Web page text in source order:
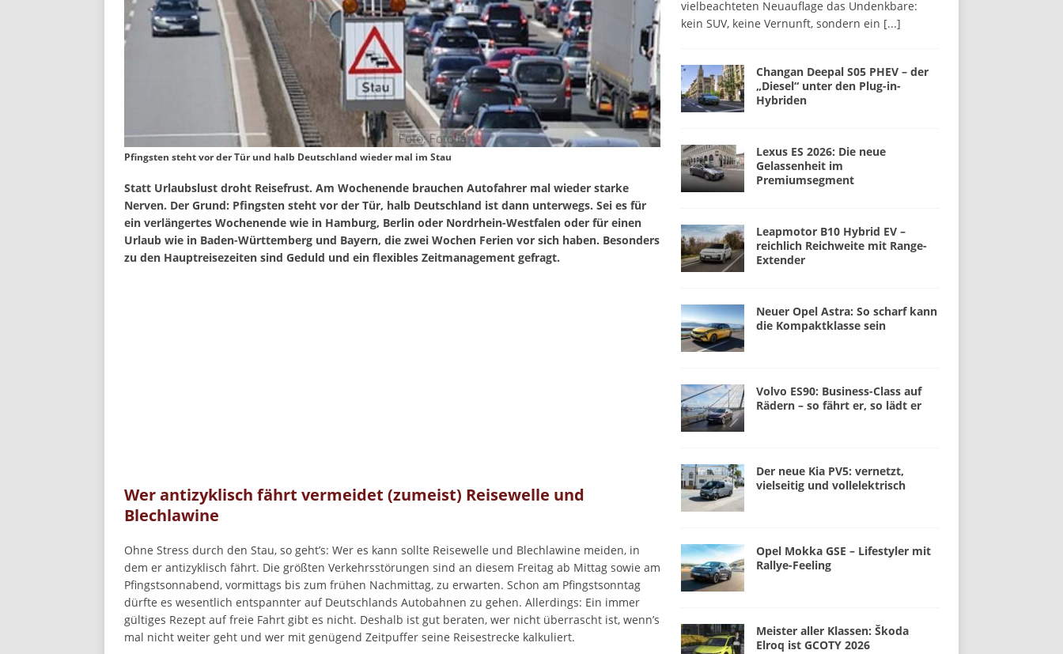
Pfingsten steht vor der Tür und halb Deutschland wieder mal im Stau
Statt Urlaubslust droht Reisefrust. Am Wochenende brauchen Autofahrer mal wieder starke
Nerven. Der Grund: Pfingsten steht vor der Tür, halb Deutschland ist dann unterwegs. Sei es für
ein verlängertes Wochenende wie in Hamburg, Berlin oder Nordrhein-Westfalen oder für einen
Urlaub wie in Baden-Württemberg und Bayern, die zwei Wochen Ferien vor sich haben. Besonders
zu den Hauptreisezeiten sind Geduld und ein flexibles Zeitmanagement gefragt.
Wer antizyklisch fährt vermeidet (zumeist) Reisewelle und
Blechlawine
Ohne Stress durch den Stau, so geht’s: Wer es kann sollte Reisewelle und Blechlawine meiden, in
dem er antizyklisch fährt. Die größten Verkehrsstörungen sind an diesem Freitag ab Mittag sowie am
Pfingstsonnabend, vormittags bis zum frühen Nachmittag, zu erwarten. Schon am Pfingstsonntag
dürfte es wesentlich entspannter auf Deutschlands Autobahnen zu gehen. Allerdings: Ein immer
gültiges Rezept auf freie Fahrt gibt es nicht. Deshalb ist gut beraten, wer nicht überrascht ist, wenn’s
mal nicht weiter geht und wer mit genügend Zeitpuffer seine Reisestrecke kalkuliert.
vielbeachteten Neuauflage das Undenkbare:
kein SUV, keine Vernunft, sondern ein [...]
Changan Deepal S05 PHEV – der
„Diesel“ unter den Plug-in-
Hybriden
Lexus ES 2026: Die neue
Gelassenheit im
Premiumsegment
Leapmotor B10 Hybrid EV –
reichlich Reichweite mit Range-
Extender
Neuer Opel Astra: So scharf kann
die Kompaktklasse sein
Volvo ES90: Business-Class auf
Rädern – so fährt er, so lädt er
Der neue Kia PV5: vernetzt,
vielseitig und vollelektrisch
Opel Mokka GSE – Lifestyler mit
Rallye-Feeling
Meister aller Klassen: Škoda
Elroq ist GCOTY 2026